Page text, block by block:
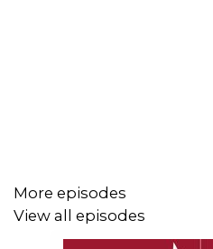
Tienda:
More episodes
View all episodes